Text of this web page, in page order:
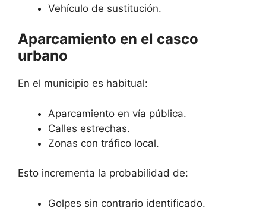
Vehículo de sustitución.
Aparcamiento en el casco
urbano
En el municipio es habitual:
Aparcamiento en vía pública.
Calles estrechas.
Zonas con tráfico local.
Esto incrementa la probabilidad de:
Golpes sin contrario identificado.